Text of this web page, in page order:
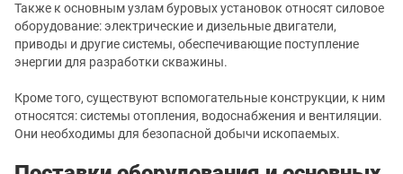
Также к основным узлам буровых установок относят силовое
оборудование: электрические и дизельные двигатели,
приводы и другие системы, обеспечивающие поступление
энергии для разработки скважины.
Кроме того, существуют вспомогательные конструкции, к ним
относятся: системы отопления, водоснабжения и вентиляции.
Они необходимы для безопасной добычи ископаемых.